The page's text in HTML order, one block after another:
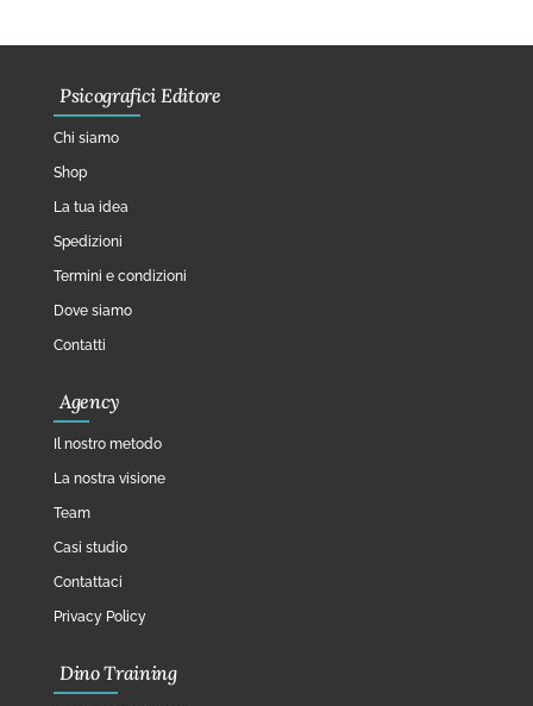
Psicografici Editore
Chi siamo
Shop
La tua idea
Spedizioni
Termini e condizioni
Dove siamo
Contatti
Agency
Il nostro metodo
La nostra visione
Team
Casi studio
Contattaci
Privacy Policy
Dino Training